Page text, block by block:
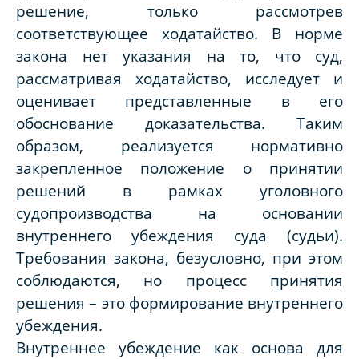
решение, только рассмотрев
соответствующее ходатайство. В норме
закона нет указания на то, что суд,
рассматривая ходатайство, исследует и
оценивает представленные в его
обоснование доказательства. Таким
образом, реализуется нормативно
закрепленное положение о принятии
решений в рамках уголовного
судопроизводства на основании
внутреннего убеждения суда (судьи).
Требования закона, безусловно, при этом
соблюдаются, но процесс принятия
решения – это формирование внутреннего
убеждения.
Внутреннее убеждение как основа для